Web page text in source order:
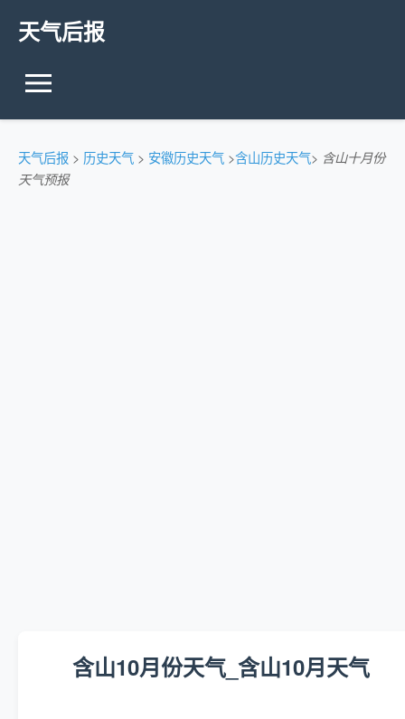
天气后报
天气后报 > 历史天气 > 安徽历史天气 >含山历史天气> 含山十月份
天气预报
含山10月份天气_含山10月天气